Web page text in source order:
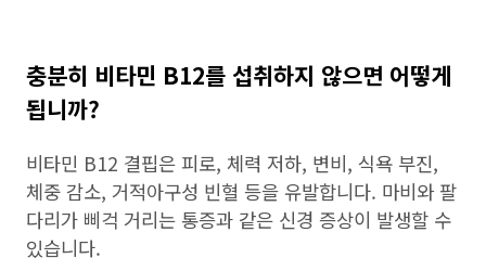
충분히 비타민 B12를 섭취하지 않으면 어떻게
됩니까?
비타민 B12 결핍은 피로, 체력 저하, 변비, 식욕 부진,
체중 감소, 거적아구성 빈혈 등을 유발합니다. 마비와 팔
다리가 삐걱 거리는 통증과 같은 신경 증상이 발생할 수
있습니다.